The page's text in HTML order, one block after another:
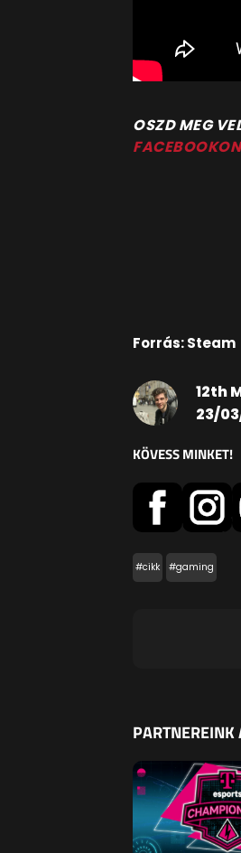
OSZD MEG
Forrás: Steam
12th
23/
KÖVESS MINKET!
#cikk #gaming
PARTNEREINK